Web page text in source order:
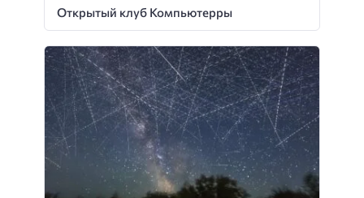
Открытый клуб Компьютерры